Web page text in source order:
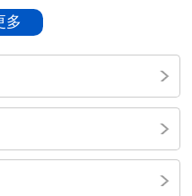
多